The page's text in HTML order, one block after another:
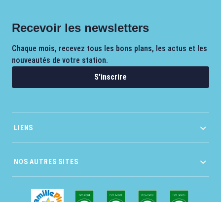
Recevoir les newsletters
Chaque mois, recevez tous les bons plans, les actus et les
nouveautés de votre station.
S'inscrire
LIENS
NOS AUTRES SITES